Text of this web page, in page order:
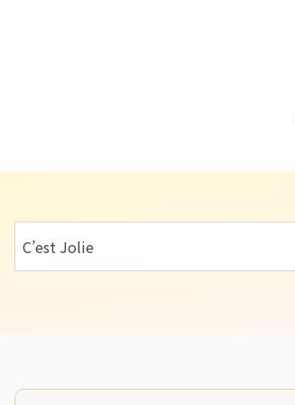
C’est Jolie